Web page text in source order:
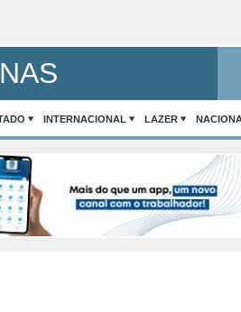
INTERNACIONAL LAZER